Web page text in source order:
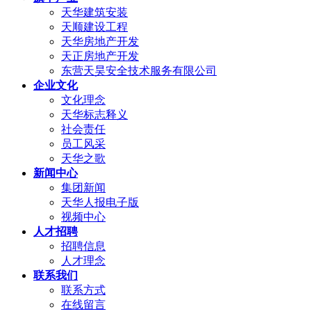
天华建筑安装
天顺建设工程
天华房地产开发
天正房地产开发
东营天昊安全技术服务有限公司
企业文化
文化理念
天华标志释义
社会责任
员工风采
天华之歌
新闻中心
集团新闻
天华人报电子版
视频中心
人才招聘
招聘信息
人才理念
联系我们
联系方式
在线留言